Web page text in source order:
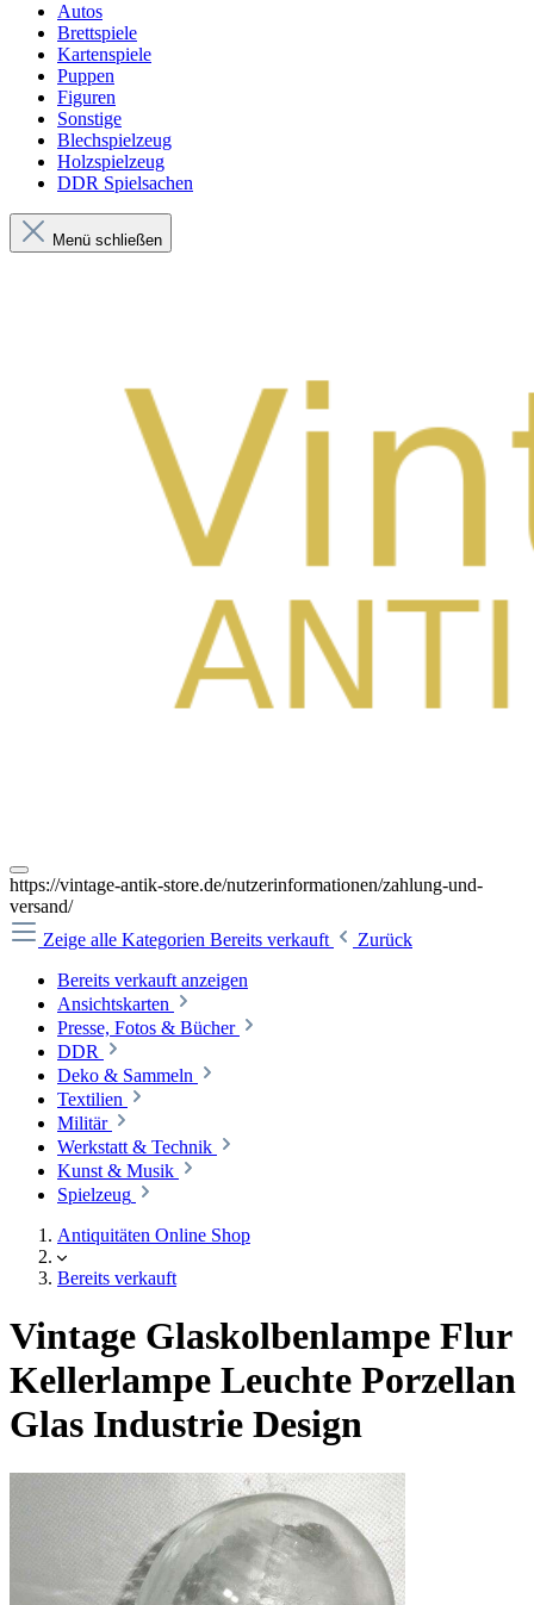
Autos
Brettspiele
Kartenspiele
Puppen
Figuren
Sonstige
Blechspielzeug
Holzspielzeug
DDR Spielsachen
Menü schließen
https://vintage-antik-store.de/nutzerinformationen/zahlung-und-
versand/
Zeige alle Kategorien Bereits verkauft
Zurück
Bereits verkauft anzeigen
Ansichtskarten
Presse, Fotos & Bücher
DDR
Deko & Sammeln
Textilien
Militär
Werkstatt & Technik
Kunst & Musik
Spielzeug
Antiquitäten Online Shop
Bereits verkauft
Vintage Glaskolbenlampe Flur
Kellerlampe Leuchte Porzellan
Glas Industrie Design